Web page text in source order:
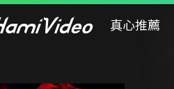
真心推薦